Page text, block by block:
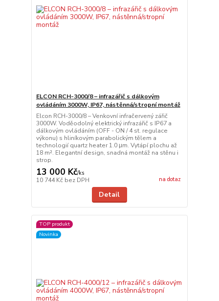
ELCON RCH-3000/8 – infrazářič s dálkovým
ovládáním 3000W, IP67, nástěnná/stropní montáž
Elcon RCH-3000/8 – Venkovní infračervený zářič
3000W. Voděodolný elektrický infrazářič s IP67 a
dálkovým ovládáním (OFF - ON / 4 st. regulace
výkonu) s hliníkovým parabolickým tělem a
technologií quartz heater 1.0 μm. Vytápí plochu až
18 m². Elegantní design, snadná montáž na stěnu i
strop.
13 000 Kč/ks
10 744 Kč bez DPH na dotaz
Detail
TOP produkt
Novinka